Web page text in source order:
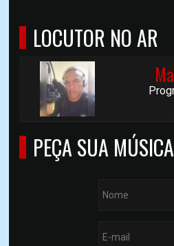
LOCUTOR NO AR
PEÇA SUA MÚSICA